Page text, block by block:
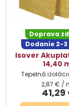
Doprava
Dodanie 2-
Isover
14,40
Tepelná
2,87 € /